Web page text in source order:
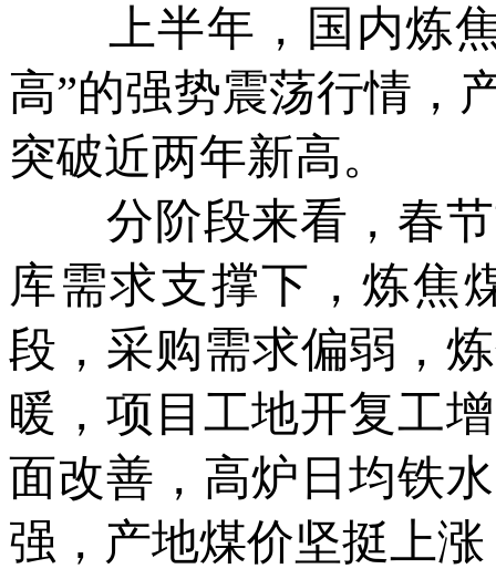
上半年，国内炼焦
高”的强势震荡行情，
突破近两年新高。
分阶段来看，春节
库需求支撑下，炼焦
段，采购需求偏弱，
暖，项目工地开复工
面改善，高炉日均铁
强，产地煤价坚挺上